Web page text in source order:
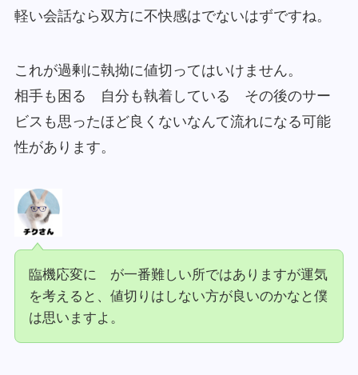
軽い会話なら双方に不快感はでないはずですね。
これが過剰に執拗に値切ってはいけません。
相手も困る 自分も執着している その後のサー
ビスも思ったほど良くないなんて流れになる可能
性があります。
臨機応変に が一番難しい所ではありますが運気
を考えると、値切りはしない方が良いのかなと僕
は思いますよ。